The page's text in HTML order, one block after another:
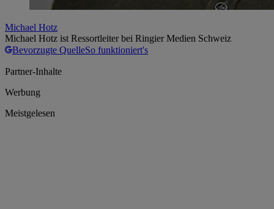
Michael Hotz
Michael Hotz ist Ressortleiter bei Ringier Medien Schweiz
Bevorzugte QuelleSo funktioniert's
Partner-Inhalte
Werbung
Meistgelesen